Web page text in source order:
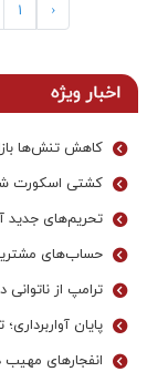
‹
1
اخبار ویژه
کاهش تنش‌ها
کشتی اسکورت
تحریم‌های جدید
حساب‌های
ترامپ از
پایان
انفجارهای مهیب